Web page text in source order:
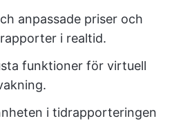
anpassade priser och
i realtid.
funktioner för virtuell
i tidrapporteringen